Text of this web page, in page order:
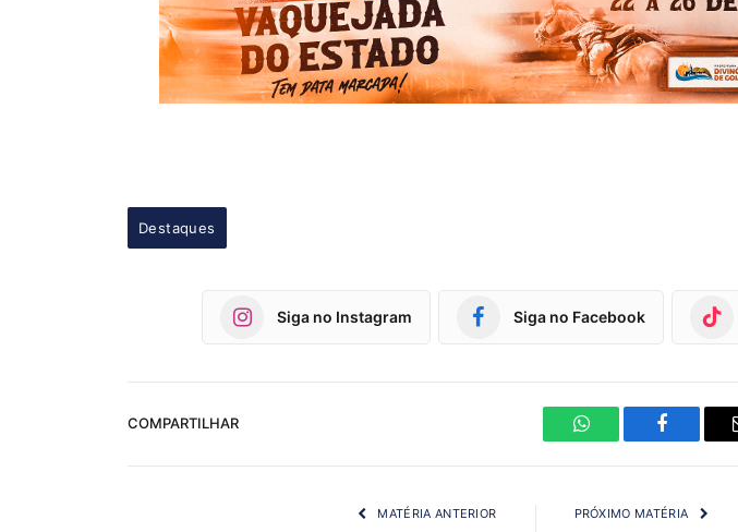
Destaques
Siga no Instagram Siga no Facebook
COMPARTILHAR
WhatsAppFacebook
MATÉRIA ANTERIOR PRÓXIMO MATÉRIA